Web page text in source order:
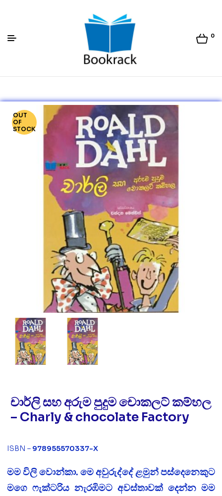
Bookrack.lk
0
OUT
OF
STOCK
චාර්ලි සහ අරුම පුදුම චොකලට් කම්හල
– Charly & chocolate Factory
ISBN – 978955570337-X
මම විලි වොන්කා. මෙ අවුරුද්දේ ළමුන් පස්දෙනෙකුට
මගෙ ෆැක්ටරිය නැරඹිමට අවස්තාවක් දෙන්න මම